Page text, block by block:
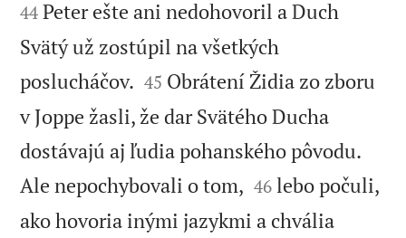


44 Peter ešte ani nedohovoril a Duch
Svätý už zostúpil na všetkých
poslucháčov. 

45 Obrátení Židia zo zboru
v Joppe žasli, že dar Svätého Ducha
dostávajú aj ľudia pohanského pôvodu.
Ale nepochybovali o tom, 

46 lebo počuli,
ako hovoria inými jazykmi a chvália